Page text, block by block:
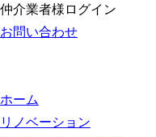
仲介業者様ログイン
お問い合わせ
ホーム
リノベーション